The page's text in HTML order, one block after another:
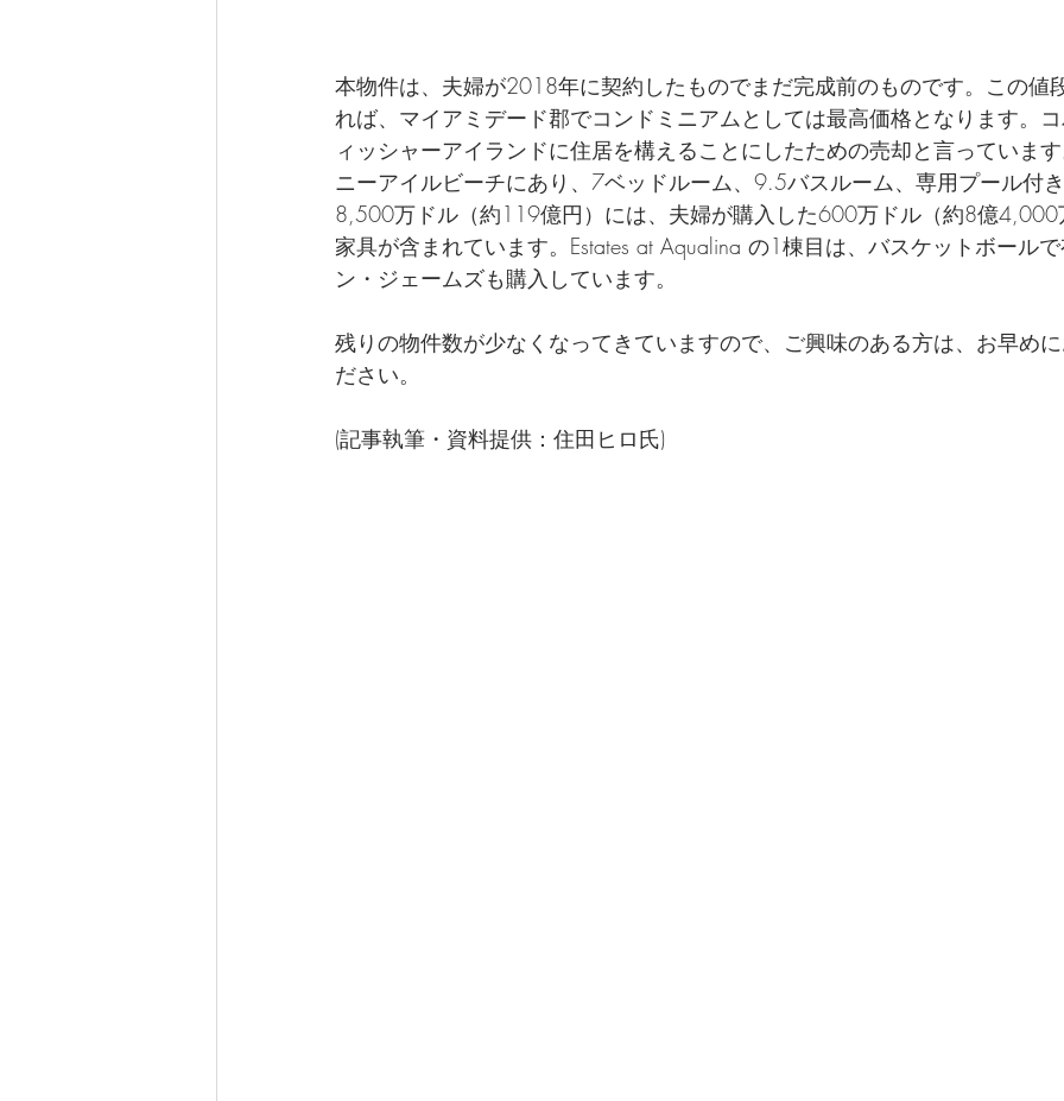
本物件は、夫婦が2018年に契約したものでまだ完成前のものです。この値
れば、マイアミデード郡でコンドミニアムとしては最高価格となります。
ィッシャーアイランドに住居を構えることにしたための売却と言っていま
ニーアイルビーチにあり、7ベッドルーム、9.5バスルーム、専用プール付
8,500万ドル（約119億円）には、夫婦が購入した600万ドル（約8億4,000
家具が含まれています。Estates at Aqualina の1棟目は、バスケットボール
ン・ジェームズも購入しています。
残りの物件数が少なくなってきていますので、ご興味のある方は、お早めに
ださい。
(記事執筆・資料提供：住田ヒロ氏)